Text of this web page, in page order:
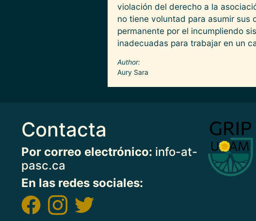
violación del derecho a la
no tiene voluntad para asumir sus
permanente por el incumpliendo
inadecuadas para trabajar en un
Author
Aury Sara
Contacta
Por correo electrónico: info-at-
pasc.ca
En las redes sociales:
Imagen